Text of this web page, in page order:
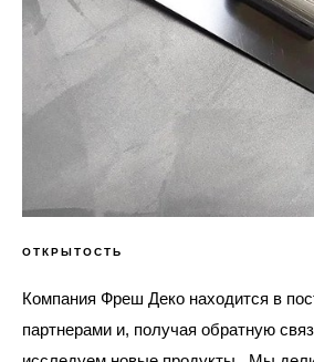
ОТКРЫТОСТЬ
Компания Фреш Деко находится в
партнерами и, получая обратную